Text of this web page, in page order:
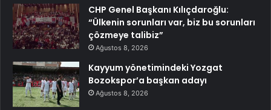
CHP Genel Başkanı Kılıçdaroğlu:
“Ülkenin sorunları var, biz bu sorunları
çözmeye talibiz”
Ağustos 8, 2026
Kayyum yönetimindeki Yozgat
Bozokspor’a başkan adayı
Ağustos 8, 2026